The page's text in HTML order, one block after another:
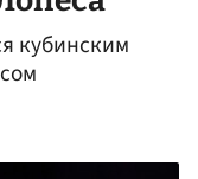
кубинским